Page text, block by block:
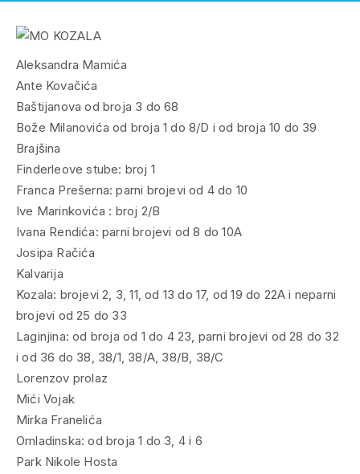
Aleksandra Mamića
Ante Kovačića
Baštijanova od broja 3 do 68
Bože Milanovića od broja 1 do 8/D i od broja 10 do 39
Brajšina
Finderleove stube: broj 1
Franca Prešerna: parni brojevi od 4 do 10
Ive Marinkovića : broj 2/B
Ivana Rendića: parni brojevi od 8 do 10A
Josipa Račića
Kalvarija
Kozala: brojevi 2, 3, 11, od 13 do 17, od 19 do 22A i neparni
brojevi od 25 do 33
Laginjina: od broja od 1 do 4 23, parni brojevi od 28 do 32
i od 36 do 38, 38/1, 38/A, 38/B, 38/C
Lorenzov prolaz
Mići Vojak
Mirka Franelića
Omladinska: od broja 1 do 3, 4 i 6
Park Nikole Hosta